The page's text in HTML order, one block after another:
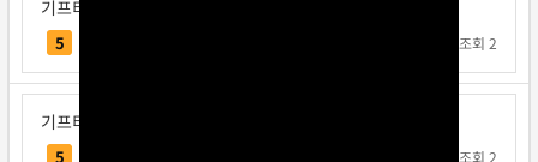
기프티콘 교환신청
5 조회 2
기프티콘 교환신청
5 조회 2